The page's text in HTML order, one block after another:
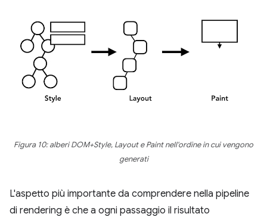
Figura 10: alberi DOM+Style, Layout e Paint nell'ordine in cui vengono
generati
L'aspetto più importante da comprendere nella pipeline
di rendering è che a ogni passaggio il risultato